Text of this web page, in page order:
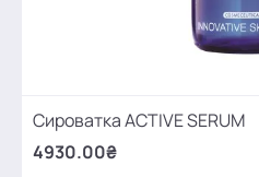
Сироватка ACTIVE SERUM
4930.00₴